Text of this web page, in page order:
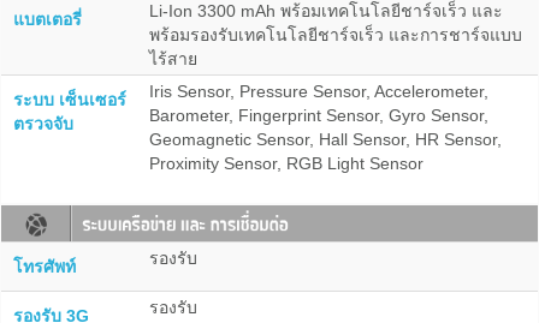
แบตเตอรี่
Li-Ion 3300 mAh พร้อมเทคโนโลยีชาร์จเร็ว และ
พร้อมรองรับเทคโนโลยีชาร์จเร็ว และการชาร์จแบบ
ไร้สาย
ระบบ เซ็นเซอร์
ตรวจจับ
Iris Sensor, Pressure Sensor, Accelerometer,
Barometer, Fingerprint Sensor, Gyro Sensor,
Geomagnetic Sensor, Hall Sensor, HR Sensor,
Proximity Sensor, RGB Light Sensor
โทรศัพท์ รองรับ
รองรับ 3G รองรับ